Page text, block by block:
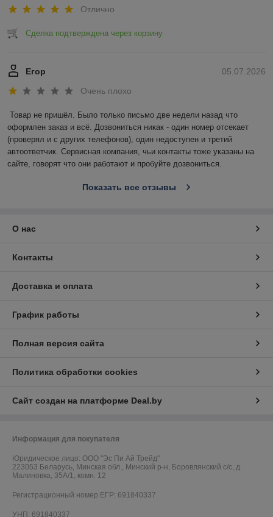
Отлично
Сделка подтверждена через корзину
05.07.2026
Егор
Очень плохо
Товар не пришёл. Было только письмо две недели назад что
оформлен заказ и всё. Дозвониться никак - один номер отсекает
(проверял и с других телефонов), один недоступен и третий
автоответчик. Сервисная компания, чьи контакты тоже указаны на
сайте, говорят что они работают и пробуйте дозвониться.
Показать все отзывы
О нас
Контакты
Доставка и оплата
График работы
Полная версия сайта
Политика обработки cookies
Сайт создан на платформе Deal.by
Информация для покупателя
Юридическое лицо: ООО "Эс Пи Ай Трейд"
223053 Беларусь, Минская обл., Минский р-н, Боровлянский с/с, д.
Малиновка, 35А/1, комн. 12
Регистрационный номер ЕГР: 691840337
УНП: 691840337